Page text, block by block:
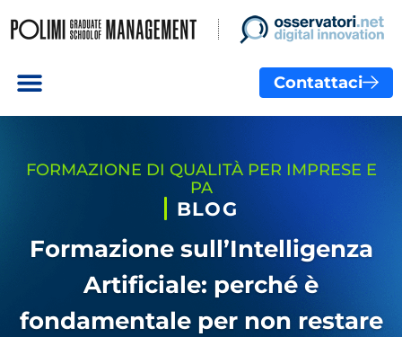
Contattaci
FORMAZIONE DI QUALITÀ PER IMPRESE E
PA
BLOG
Formazione sull’Intelligenza
Artificiale: perché è
fondamentale per non restare